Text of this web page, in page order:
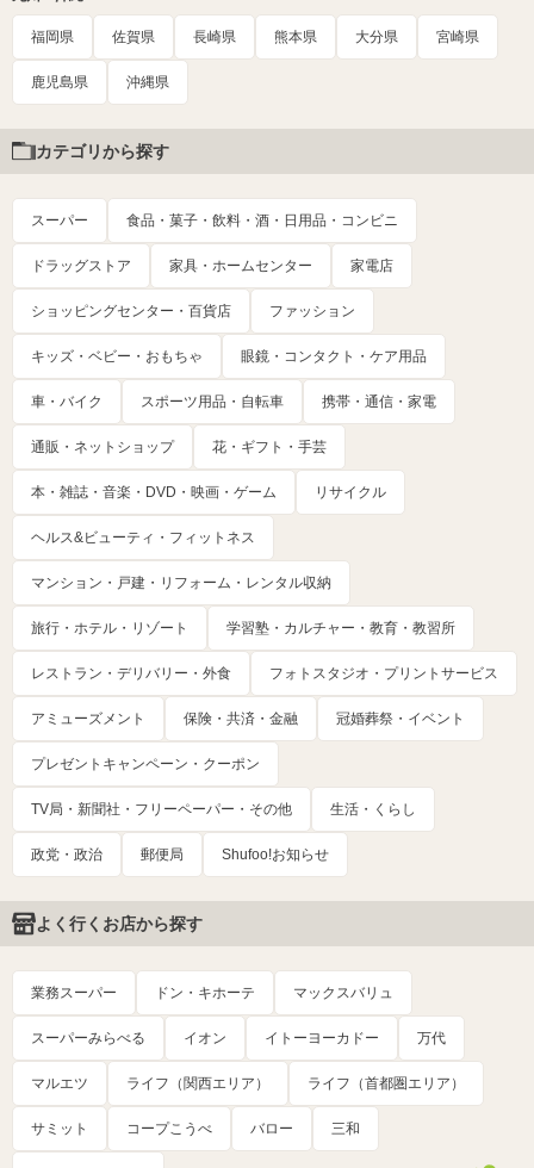
福岡県 佐賀県 長崎県 熊本県 大分県 宮崎県
鹿児島県 沖縄県
カテゴリから探す
スーパー 食品・菓子・飲料・酒・日用品・コンビニ
ドラッグストア 家具・ホームセンター 家電店
ショッピングセンター・百貨店 ファッション
キッズ・ベビー・おもちゃ 眼鏡・コンタクト・ケア用品
車・バイク スポーツ用品・自転車 携帯・通信・家電
通販・ネットショップ 花・ギフト・手芸
本・雑誌・音楽・DVD・映画・ゲーム リサイクル
ヘルス&ビューティ・フィットネス
マンション・戸建・リフォーム・レンタル収納
旅行・ホテル・リゾート 学習塾・カルチャー・教育・教習所
レストラン・デリバリー・外食 フォトスタジオ・プリントサービス
アミューズメント 保険・共済・金融 冠婚葬祭・イベント
プレゼントキャンペーン・クーポン
TV局・新聞社・フリーペーパー・その他 生活・くらし
政党・政治 郵便局 Shufoo!お知らせ
よく行くお店から探す
業務スーパー ドン・キホーテ マックスバリュ
スーパーみらべる イオン イトーヨーカドー 万代
マルエツ ライフ（関西エリア） ライフ（首都圏エリア）
サミット コープこうべ バロー 三和